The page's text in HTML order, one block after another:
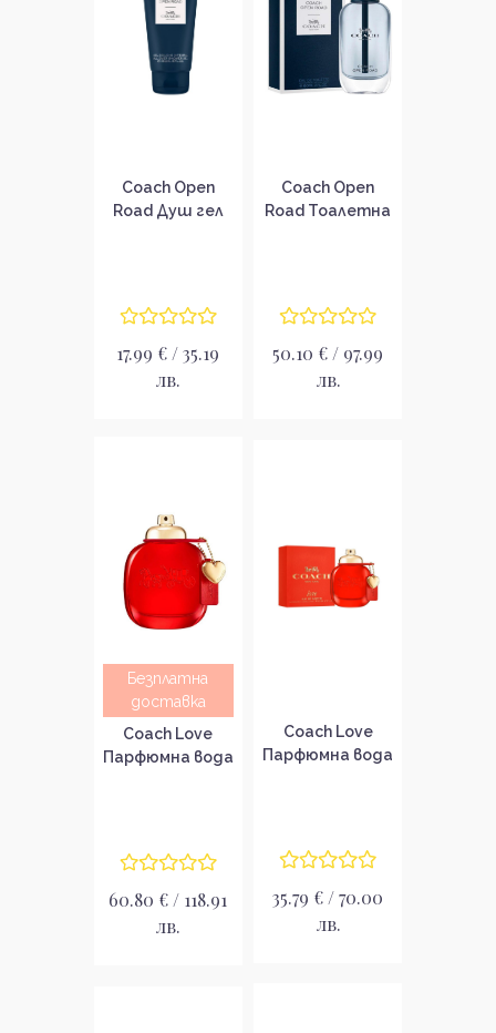
Coach Open
Road Душ гел
17.99 € / 35.19
лв.
Coach Open
Road Тоалетна
50.10 € / 97.99
лв.
Безплатна
доставка
Coach Love
Парфюмна вода
60.80 € / 118.91
лв.
Coach Love
Парфюмна вода
35.79 € / 70.00
лв.